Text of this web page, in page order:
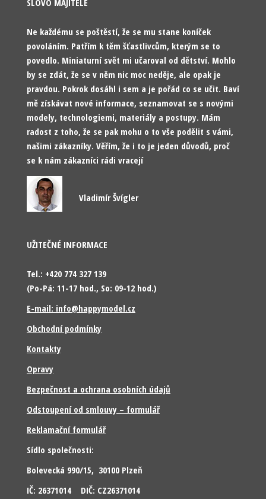
SLOVO MAJITELE
Ne každému se poštěstí, že se mu stane koníček
povoláním. Patřím k těm šťastlivcům, kterým se to
povedlo. Miniaturní svět mi učaroval od dětství. Mohlo
by se zdát, že se v něm nic moc neděje, ale opak je
pravdou. Pokrok dosáhl i sem a je pořád co se učit. Baví
mě získávat nové informace, seznamovat se s novými
modely, technologiemi, materiály a postupy. Mám
radost z toho, že se pak mohu o to vše podělit s vámi,
našimi zákazníky. Věřím, že i to je jeden důvodů, proč
se k nám zákazníci rádi vracejí
Vladimír Švígler
UŽITEČNÉ INFORMACE
Tel.: +420 774 327 139
(Po-Pá: 11-17 hod., So: 09-12 hod.)
E-mail: info@happymodel.cz
Obchodní podmínky
Kontakty
Opravy
Bezpečnost a ochrana osobních údajů
Odstoupení od smlouvy – formulář
Reklamační formulář
Sídlo společnosti:
Bolevecká 990/15, 30100 Plzeň
IČ: 26371014 DIČ: CZ26371014